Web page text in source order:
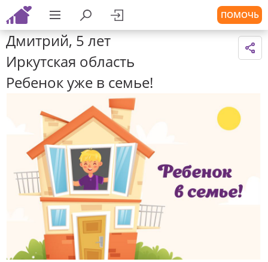
ПОМОЧЬ
Дмитрий, 5 лет
Иркутская область
Ребенок уже в семье!